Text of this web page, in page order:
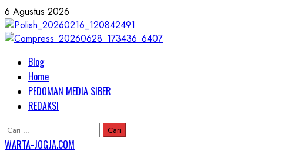
Skip
to
content
6 Agustus 2026
Primary
Menu
Blog
Home
PEDOMAN MEDIA SIBER
REDAKSI
Cari
untuk:
WARTA-JOGJA.COM